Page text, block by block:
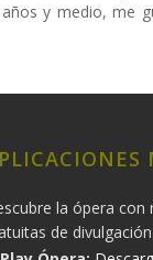
y medio, me
la ópera con
de divulgación: